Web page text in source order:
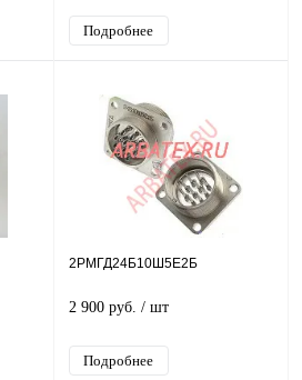
Подробнее
2РМГД24Б10Ш5Е2Б
2 900 руб. / шт
Подробнее